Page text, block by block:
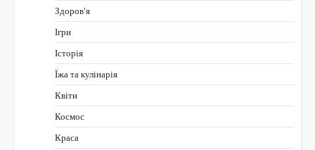
Здоров'я
Ігри
Історія
Їжа та кулінарія
Квіти
Космос
Краса